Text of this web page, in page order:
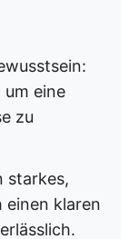
um eine
zu
starkes,
einen klaren